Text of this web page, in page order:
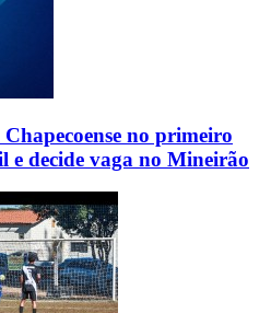
no primeiro
e decide vaga no Mineirão